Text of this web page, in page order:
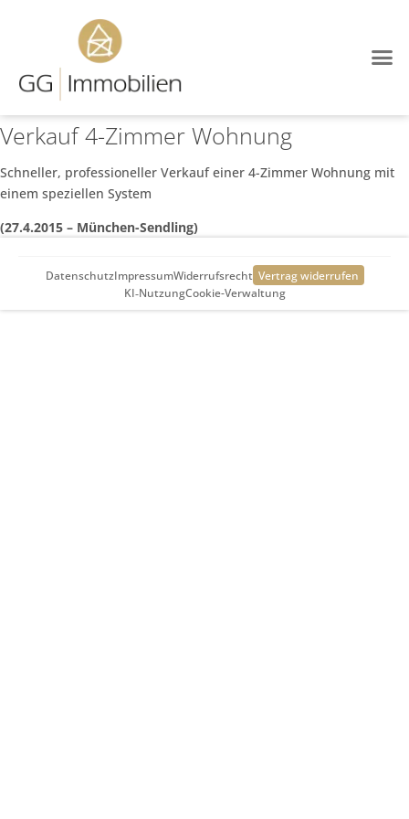
DatenschutzImpressumWiderrufsrecht Vertrag widerrufen
KI‑NutzungCookie-Verwaltung
Verkauf 4-Zimmer Wohnung
Schneller, professioneller Verkauf einer 4-Zimmer Wohnung mit
einem speziellen System
(27.4.2015 – München-Sendling)